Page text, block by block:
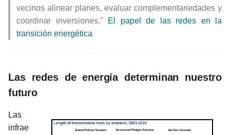
vecinos alinear planes, evaluar complementariedades y
coordinar inversiones."
El papel de las redes en la
transición energética
Las redes de energía determinan nuestro
futuro
Las
infrae